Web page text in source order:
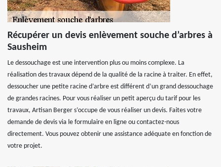
Récupérer un devis enlèvement souche d’arbres à
Sausheim
Le dessouchage est une intervention plus ou moins complexe. La
réalisation des travaux dépend de la qualité de la racine à traiter. En effet,
dessoucher une petite racine d’arbre est différent d’un grand dessouchage
de grandes racines. Pour vous réaliser un petit aperçu du tarif pour les
travaux, Artisan Berger s’occupe de vous réaliser un devis. Faites votre
demande de devis via le formulaire en ligne ou contactez-nous
directement. Vous pouvez obtenir une assistance adéquate en fonction de
votre projet.